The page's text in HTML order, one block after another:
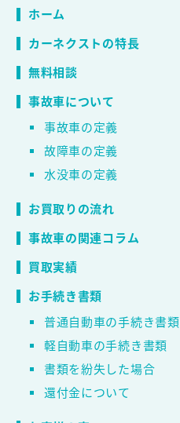
ホーム
カーネクストの特長
無料相談
事故車について
事故車の定義
故障車の定義
水没車の定義
お買取りの流れ
事故車の関連コラム
買取実績
お手続き書類
普通自動車の手続き書類
軽自動車の手続き書類
書類を紛失した場合
還付金について